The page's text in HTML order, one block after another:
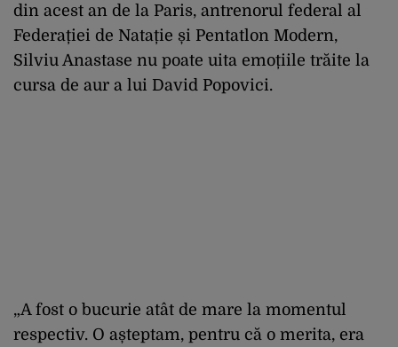
din acest an de la Paris, antrenorul federal al
Federației de Natație și Pentatlon Modern,
Silviu Anastase nu poate uita emoțiile trăite la
cursa de aur a lui David Popovici.
„A fost o bucurie atât de mare la momentul
respectiv. O așteptam, pentru că o merita, era